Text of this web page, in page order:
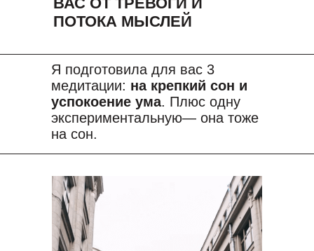
ПОТОКА МЫСЛЕЙ
Я подготовила для вас 3
медитации: на крепкий сон и
успокоение ума. Плюс одну
экспериментальную— она тоже
на сон.